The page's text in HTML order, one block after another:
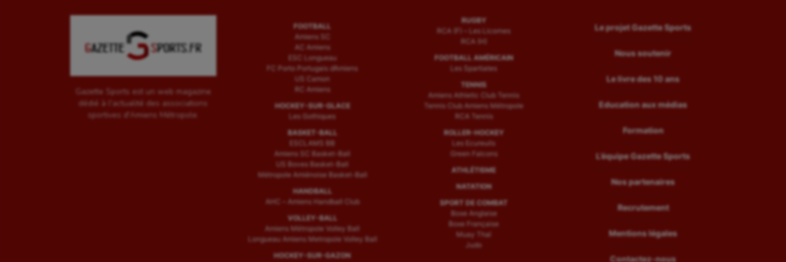
Gazette Sports est un web magazine
dédié à l'actualité des associations
sportives d'Amiens Métropole.
FOOTBALL
Amiens SC
AC Amiens
ESC Longueau
FC Porto Portugais d’Amiens
US Camon
RC Amiens
HOCKEY-SUR-GLACE
Les Gothiques
BASKET-BALL
ESCLAMS BB
Amiens SC Basket-Ball
US Boves Basket-Ball
Métropole Amiénoise Basket-Ball
HANDBALL
AHC – Amiens Handball Club
VOLLEY-BALL
Amiens Métropole Volley Ball
Longueau Amiens Metropole Volley Ball
HOCKEY-SUR-GAZON
RUGBY
RCA (F) – Les Licornes
RCA (H)
FOOTBALL AMÉRICAIN
Les Spartiates
TENNIS
Amiens Athletic Club Tennis
Tennis Club Amiens Métropole
RCA Tennis
ROLLER-HOCKEY
Les Ecureuils
Green Falcons
ATHLÉTISME
NATATION
SPORT DE COMBAT
Boxe Anglaise
Boxe Française
Muay Thaï
Judo
Le projet Gazette Sports
Nous soutenir
Le livre des 10 ans
Education aux médias
Formation
L’équipe Gazette Sports
Nos partenaires
Recrutement
Mentions légales
Contactez-nous